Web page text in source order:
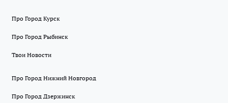
Про Город Курск
Про Город Рыбинск
Твои Новости
Про Город Нижний Новгород
Про Город Дзержинск